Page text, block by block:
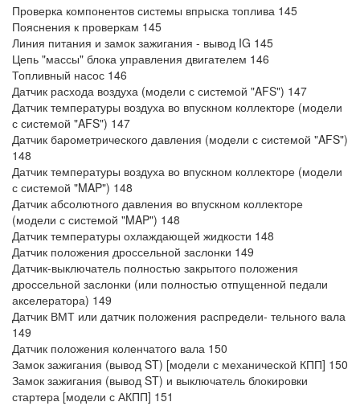
Проверка компонентов системы впрыска топлива 145
Пояснения к проверкам 145
Линия питания и замок зажигания - вывод IG 145
Цепь "массы" блока управления двигателем 146
Топливный насос 146
Датчик расхода воздуха (модели с системой "AFS") 147
Датчик температуры воздуха во впускном коллекторе (модели
с системой "AFS") 147
Датчик барометрического давления (модели с системой "AFS")
148
Датчик температуры воздуха во впускном коллекторе (модели
с системой "MAP") 148
Датчик абсолютного давления во впускном коллекторе
(модели с системой "MAP") 148
Датчик температуры охлаждающей жидкости 148
Датчик положения дроссельной заслонки 149
Датчик-выключатель полностью закрытого положения
дроссельной заслонки (или полностью отпущенной педали
акселератора) 149
Датчик ВМТ или датчик положения распредели- тельного вала
149
Датчик положения коленчатого вала 150
Замок зажигания (вывод ST) [модели с механической КПП] 150
Замок зажигания (вывод ST) и выключатель блокировки
стартера [модели с АКПП] 151